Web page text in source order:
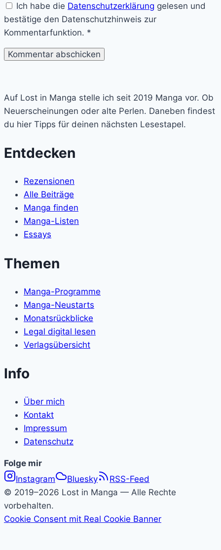
Ich habe die Datenschutzerklärung gelesen und
bestätige den Datenschutzhinweis zur
Kommentarfunktion. *
Manga
Auf Lost in Manga stelle ich seit 2019 Manga vor. Ob
Neuerscheinungen oder alte Perlen. Daneben findest
du hier Tipps für deinen nächsten Lesestapel.
Entdecken
Rezensionen
Alle Beiträge
Manga finden
Manga-Listen
Essays
Themen
Manga-Programme
Manga-Neustarts
Monatsrückblicke
Legal digital lesen
Verlagsübersicht
Info
Über mich
Kontakt
Impressum
Datenschutz
Folge
Lost
in
Folge mir
Instagram
Bluesky
RSS-Feed
© 2019–2026 Lost in Manga — Alle Rechte
vorbehalten.
Cookie Consent mit Real Cookie Banner